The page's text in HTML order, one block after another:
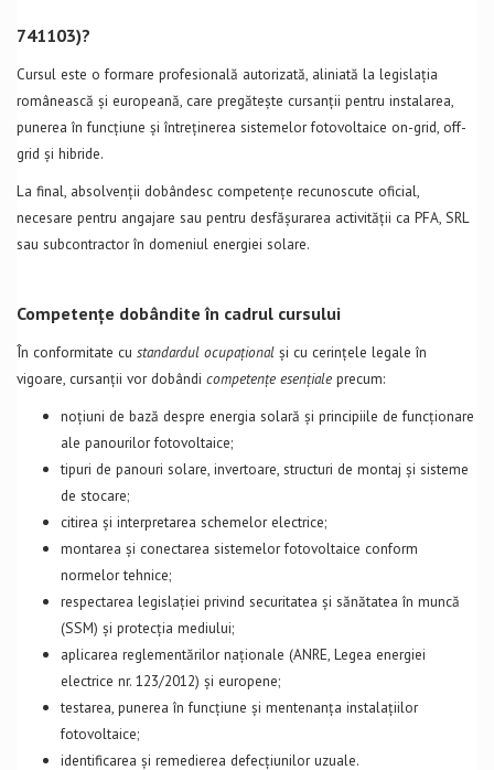
741103)?
Cursul este o formare profesională autorizată, aliniată la legislația
românească și europeană, care pregătește cursanții pentru instalarea,
punerea în funcțiune și întreținerea sistemelor fotovoltaice on-grid, off-
grid și hibride.
La final, absolvenții dobândesc competențe recunoscute oficial,
necesare pentru angajare sau pentru desfășurarea activității ca PFA, SRL
sau subcontractor în domeniul energiei solare.
Competențe dobândite în cadrul cursului
În conformitate cu standardul ocupațional și cu cerințele legale în
vigoare, cursanții vor dobândi competențe esențiale precum:
noțiuni de bază despre energia solară și principiile de funcționare
ale panourilor fotovoltaice;
tipuri de panouri solare, invertoare, structuri de montaj și sisteme
de stocare;
citirea și interpretarea schemelor electrice;
montarea și conectarea sistemelor fotovoltaice conform
normelor tehnice;
respectarea legislației privind securitatea și sănătatea în muncă
(SSM) și protecția mediului;
aplicarea reglementărilor naționale (ANRE, Legea energiei
electrice nr. 123/2012) și europene;
testarea, punerea în funcțiune și mentenanța instalațiilor
fotovoltaice;
identificarea și remedierea defecțiunilor uzuale.